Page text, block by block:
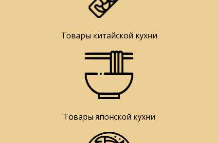
Товары китайской кухни
Товары японской кухни